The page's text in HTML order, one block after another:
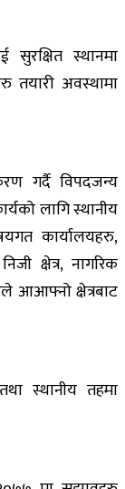
सुरक्षित स्थानमा
तयारी अवस्थामा
गर्दै विपदजन्य
लागि स्थानीय
कार्यालयहरु,
क्षेत्र, नागरिक
आआफ्नो क्षेत्रबाट
स्थानीय तहमा